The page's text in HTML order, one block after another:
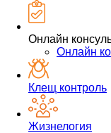
Онлайн
Онлайн
Клещ контроль
Жизнелогия